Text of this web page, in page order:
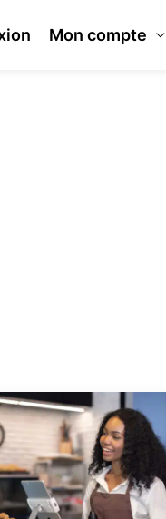
Mon compte